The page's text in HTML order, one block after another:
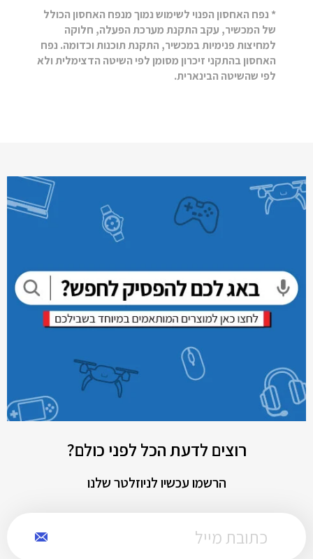
* נפח האחסון הפנוי לשימוש נמוך מנפח האחסון הכולל
של המכשיר, עקב התקנת מערכת הפעלה, חלוקה
למחיצות פנימיות במכשיר, התקנת תוכנות וכדומה. נפח
האחסון בהתקני זיכרון מסומן לפי השיטה הדצימלית ולא
לפי שהשיטה הבינארית.
רוצים לדעת הכל לפני כולם?
הרשמו עכשיו לניוזלטר שלנו